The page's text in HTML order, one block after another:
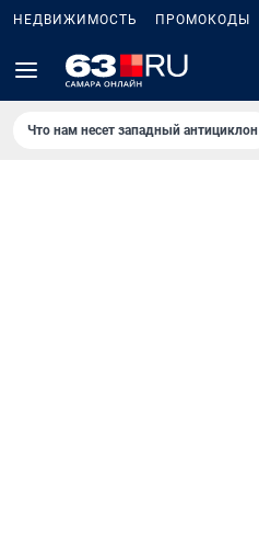
НЕДВИЖИМОСТЬ ПРОМОКОДЫ
Что нам несет западный антициклон